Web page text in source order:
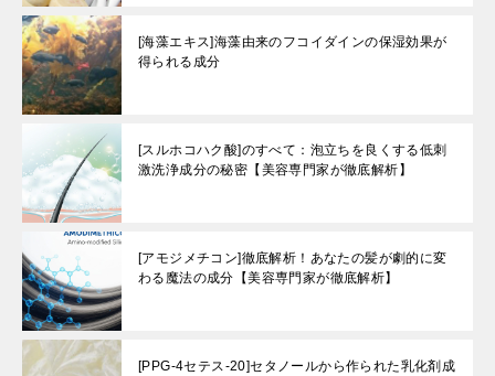
[海藻エキス]海藻由来のフコイダインの保湿効果が
得られる成分
[スルホコハク酸]のすべて：泡立ちを良くする低刺
激洗浄成分の秘密【美容専門家が徹底解析】
[アモジメチコン]徹底解析！あなたの髪が劇的に変
わる魔法の成分【美容専門家が徹底解析】
[PPG-4セテス-20]セタノールから作られた乳化剤成